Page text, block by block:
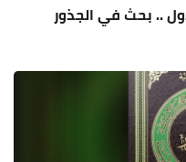
.. بحث في الجذور